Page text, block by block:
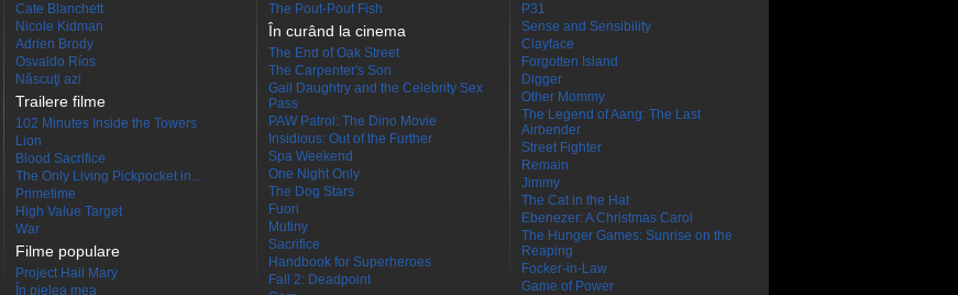
Cate Blanchett
Nicole Kidman
Adrien Brody
Osvaldo Ríos
Născuţi azi
Trailere filme
102 Minutes Inside the Towers
Lion
Blood Sacrifice
The Only Living Pickpocket in...
Primetime
High Value Target
War
Filme populare
Project Hail Mary
În pielea mea
The Pout-Pout Fish
În curând la cinema
The End of Oak Street
The Carpenter's Son
Gail Daughtry and the Celebrity Sex
Pass
PAW Patrol: The Dino Movie
Insidious: Out of the Further
Spa Weekend
One Night Only
The Dog Stars
Fuori
Mutiny
Sacrifice
Handbook for Superheroes
Fall 2: Deadpoint
P31
Sense and Sensibility
Clayface
Forgotten Island
Digger
Other Mommy
The Legend of Aang: The Last
Airbender
Street Fighter
Remain
Jimmy
The Cat in the Hat
Ebenezer: A Christmas Carol
The Hunger Games: Sunrise on the
Reaping
Focker-in-Law
Game of Power